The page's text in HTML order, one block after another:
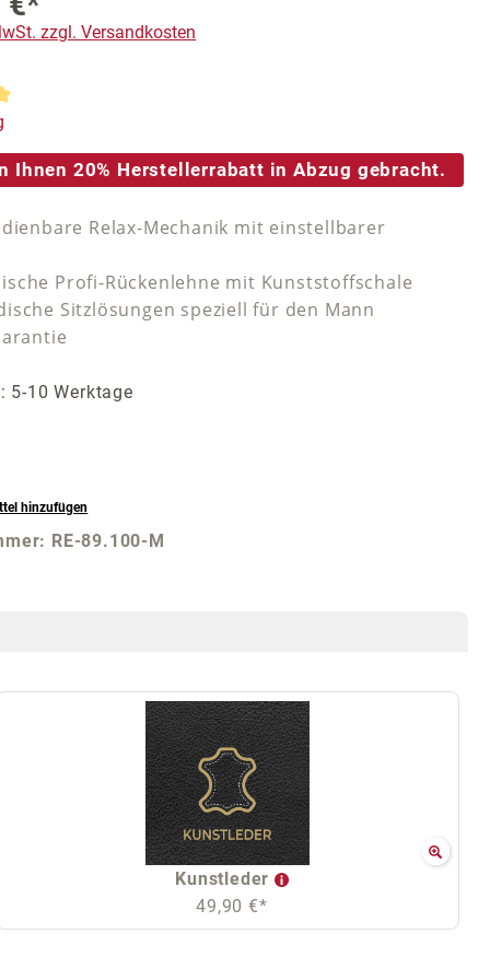
zzgl. Versandkosten
Bewertung von 5 von 5 Sternen
Ihnen 20% Herstellerrabatt in Abzug gebracht.
Relax-Mechanik mit einstellbarer
Profi-Rückenlehne mit Kunststoffschale
Sitzlösungen speziell für den Mann
5-10 Werktage
hinzufügen
RE-89.100-M
Kunstleder
49,90 €*